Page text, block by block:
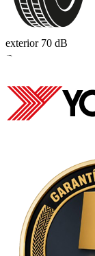
exterior 70 dB
B